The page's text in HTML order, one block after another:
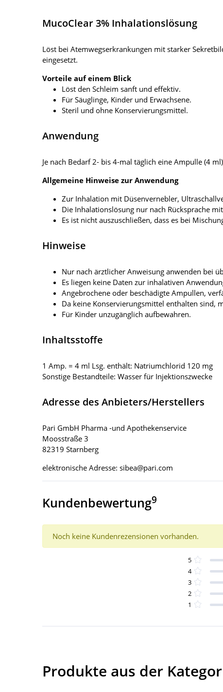
MucoClear 3% Inhalationslösung
Löst bei Atemwegserkrankungen mit starker
eingesetzt.
Vorteile auf einem Blick
Löst den Schleim sanft und effektiv.
Für Säuglinge, Kinder und Erwachsene.
Steril und ohne Konservierungsmittel.
Anwendung
Je nach Bedarf 2- bis 4-mal täglich eine Ampulle (4
Allgemeine Hinweise zur Anwendung
Zur Inhalation mit Düsenvernebler,
Die Inhalationslösung nur nach Rücksprache
Es ist nicht auszuschließen, dass es bei
Hinweise
Nur nach ärztlicher Anweisung anwenden bei
Es liegen keine Daten zur inhalativen
Angebrochene oder beschädigte Ampullen,
Da keine Konservierungsmittel enthalten sind,
Für Kinder unzugänglich aufbewahren.
Inhaltsstoffe
1 Amp. = 4 ml Lsg. enthält: Natriumchlorid 120 mg
Sonstige Bestandteile: Wasser für Injektionszwecke
Adresse des Anbieters/Herstellers
Pari GmbH Pharma -und Apothekenservice
Moosstraße 3
82319 Starnberg
elektronische Adresse: sibea@pari.com
Kundenbewertung9
Noch keine Kundenrezensionen vorhanden.
5
4
3
2
1
Produkte aus der